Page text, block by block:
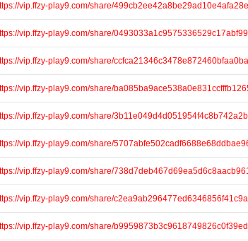
vip.ffzy-play9.com/share/
vip.ffzy-play9.com/share/
vip.ffzy-play9.com/share/
vip.ffzy-play9.com/share/
vip.ffzy-play9.com/share/
vip.ffzy-play9.com/share/
vip.ffzy-play9.com/share/
vip.ffzy-play9.com/share/
vip.ffzy-play9.com/share/